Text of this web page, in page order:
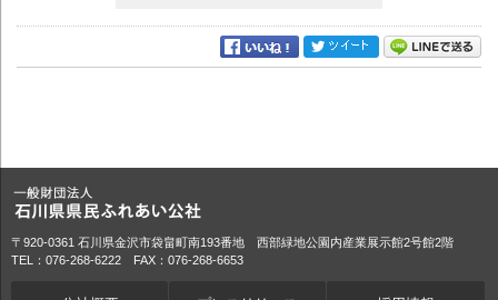
〒920-0361 石川県金沢市袋畠町南193番地 西部緑地公園内産業展示館2号館2階
TEL：076-268-6222 FAX：076-268-6653